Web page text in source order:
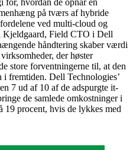
for, hvordan de opnår en
på tværs af hybride
ved multi-cloud og
Kjeldgaard, Field CTO i Dell
håndtering skaber værdi
der høster
store forventningerne til, at den
fremtiden. Dell Technologies’
7 ud af 10 af de adspurgte it-
de samlede omkostninger i
19 procent, hvis de lykkes med